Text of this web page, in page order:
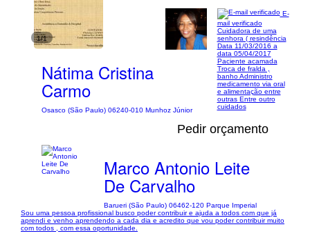
1/1
Nátima Cristina
Carmo
Osasco (São Paulo) 06240-010 Munhoz Júnior
E-
mail verificado
Cuidadora de uma
senhora ( resindência
Data 11/03/2016 a
data 05/04/2017
Paciente acamada
Troca de fralda ,
banho Administro
medicamento via oral
e alimentação entre
outras Entre outro
cuidados
Pedir orçamento
Marco Antonio Leite
De Carvalho
Barueri (São Paulo) 06462-120 Parque Imperial
Sou uma pessoa profissional busco poder contribuir e ajuda a todos com que já
aprendi e venho aprendendo a cada dia e acredito que vou poder contribuir muito
com todos , com essa oportunidade.